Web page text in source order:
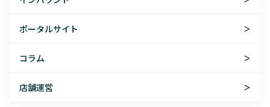
ポータルサイト ＞
コラム ＞
店舗運営 ＞